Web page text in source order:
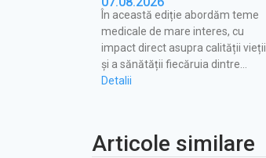
În această ediție abordăm teme
medicale de mare interes, cu
impact direct asupra calității vieții
și a sănătății fiecăruia dintre…
Detalii
Articole similare